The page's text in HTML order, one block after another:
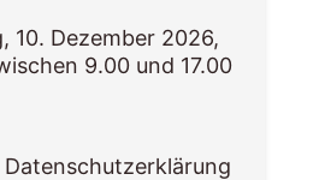
10. Dezember 2026,
9.00 und 17.00
Datenschutzerklärung